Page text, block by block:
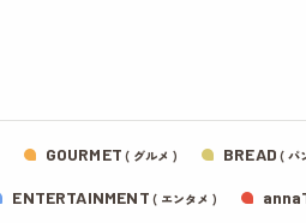
GOURMET ( グルメ ) BREAD ( パ
ENTERTAINMENT ( エンタメ )